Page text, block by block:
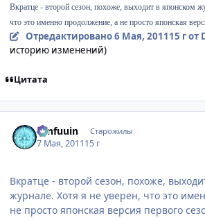
Вкратце - второй сезон, похоже, выходит в японском
что это именно продолжение, а не просто японская
Отредактировано6 Мая, 201115 гот
историю изменений)
Цитата
Tenfuuin Старожилы
7 Мая, 201115 г
Вкратце - второй сезон, похоже,
журнале. Хотя я не уверен, что это
не просто японская версия первого